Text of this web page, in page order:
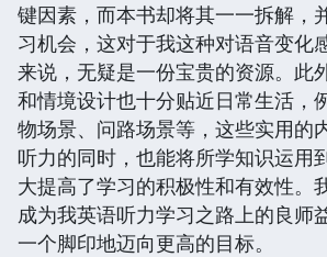
键因素，而本书却将其一一拆解，
习机会，这对于我这种对语音变化
来说，无疑是一份宝贵的资源。此
和情境设计也十分贴近日常生活，
物场景、问路场景等，这些实用的
听力的同时，也能将所学知识运用
大提高了学习的积极性和有效性。
成为我英语听力学习之路上的良师
一个脚印地迈向更高的目标。